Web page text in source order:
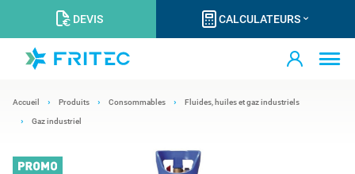
DEVIS CALCULATEURS
Accueil Produits Consommables Fluides, huiles et gaz industriels
Gaz industriel